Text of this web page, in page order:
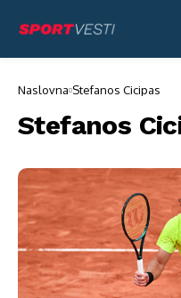
Naslovna Stefanos Cicipas
Stefanos